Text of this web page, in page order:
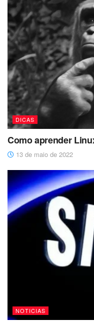
DICAS
Como aprender
13 de maio de 2022
NOTICIAS